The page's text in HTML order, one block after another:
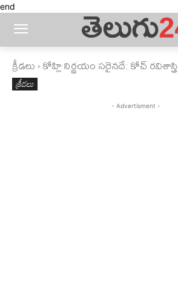
end
క్రీడలు కోహ్లి నిర్ణయం సరైనదే: కోచ్‌ రవిశాస్త్రి
క్రీడలు
- Advertisment -